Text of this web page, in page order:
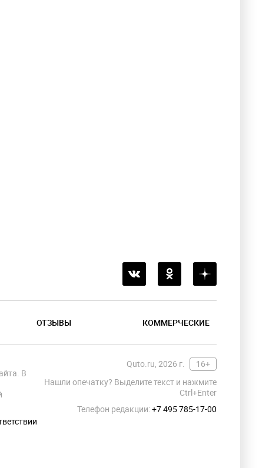
ОТЗЫВЫ КОММЕРЧЕСКИЕ
Quto.ru, 2026 г.
16+
Нашли опечатку? Выделите текст и нажмите
Ctrl+Enter
Телефон редакции:+7 495 785-17-00
В